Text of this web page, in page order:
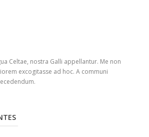
Celtae, nostra Galli appellantur. Me non
excogitasse ad hoc. A communi